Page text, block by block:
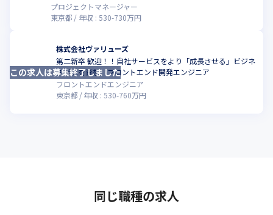
プロジェクトマネージャー
東京都
年収 : 530-730万円
株式会社ヴァリューズ
第二新卒 歓迎！！自社サービスをより「成長させる」ビジネ
ス視点を育む フロントエンド開発エンジニア
フロントエンドエンジニア
東京都
年収 :530-760万円
この求人は募集終了しました
同じ職種の求人